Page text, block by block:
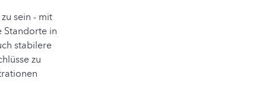
sein - mit
Standorte in
stabilere
zu